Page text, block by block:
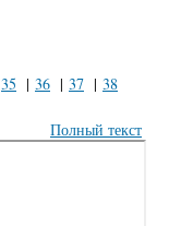
35 | 36 | 37 | 38
Полный текст